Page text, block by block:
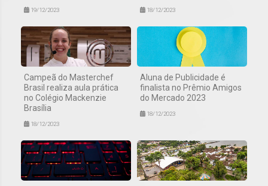
19/12/2023 18/12/2023
Campeã do Masterchef
Brasil realiza aula prática
no Colégio Mackenzie
Brasília
18/12/2023
Aluna de Publicidade é
finalista no Prêmio Amigos
do Mercado 2023
18/12/2023